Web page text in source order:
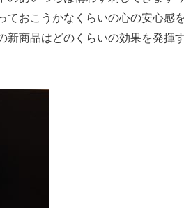
ておこうかなくらいの心の安心感
新商品はどのくらいの効果を発揮